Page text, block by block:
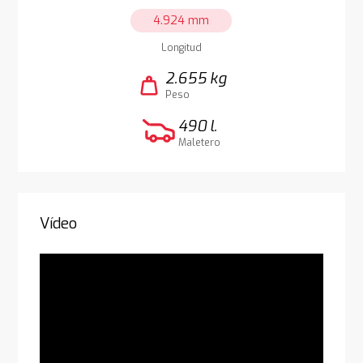
4.924 mm
Longitud
weight 2.655 kg
Peso
490 l.
Maletero
Vídeo